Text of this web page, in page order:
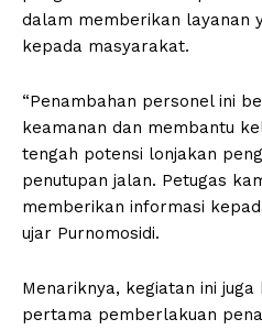
dalam memberikan layanan
kepada masyarakat.
“Penambahan personel ini
keamanan dan membantu
tengah potensi lonjakan
penutupan jalan. Petugas
memberikan informasi
ujar Purnomosidi.
Menariknya, kegiatan ini
pertama pemberlakuan